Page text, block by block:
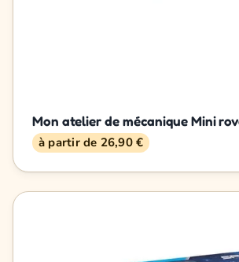
Mon atelier de mécanique Mini
à partir de 26,90 €